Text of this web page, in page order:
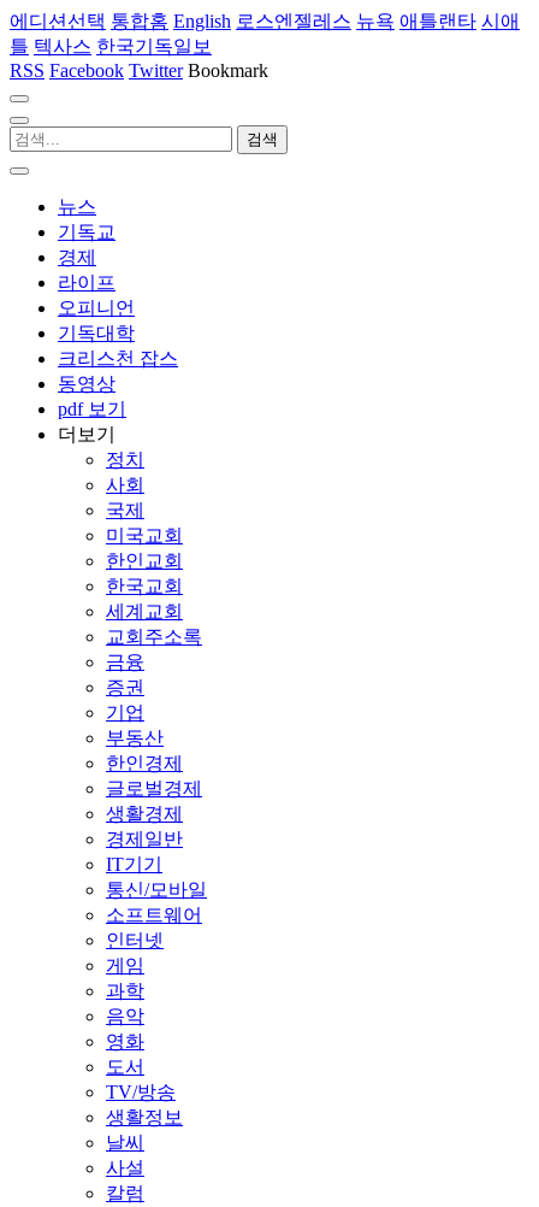
에디션선택 통합홈 English 로스엔젤레스 뉴욕 애틀랜타 시애
틀 텍사스 한국기독일보
RSS Facebook Twitter Bookmark
뉴스
기독교
경제
라이프
오피니언
기독대학
크리스천 잡스
동영상
pdf 보기
더보기
정치
사회
국제
미국교회
한인교회
한국교회
세계교회
교회주소록
금융
증권
기업
부동산
한인경제
글로벌경제
생활경제
경제일반
IT기기
통신/모바일
소프트웨어
인터넷
게임
과학
음악
영화
도서
TV/방송
생활정보
날씨
사설
칼럼